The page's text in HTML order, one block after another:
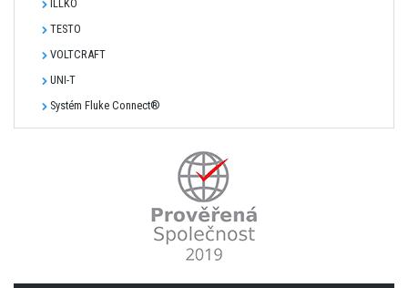
ILLKO
TESTO
VOLTCRAFT
UNI-T
Systém Fluke Connect®